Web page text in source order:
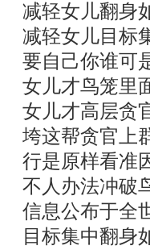
减轻女儿翻身
减轻女儿目标
要自己你谁可
女儿才鸟笼里
女儿才高层贪
垮这帮贪官上
行是原样看准
不人办法冲破
信息公布于全
目标集中翻身